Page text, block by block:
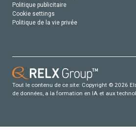
Politique publicitaire
Cookie settings
Politique de la vie privée
Tout le contenu de ce site: Copyright © 2026
de données, a la formation en IA et aux